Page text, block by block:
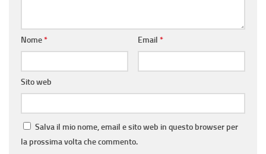
Nome* Email *
Sito web
Salva il mio nome, email e sito web in questo browser per
la prossima volta che commento.